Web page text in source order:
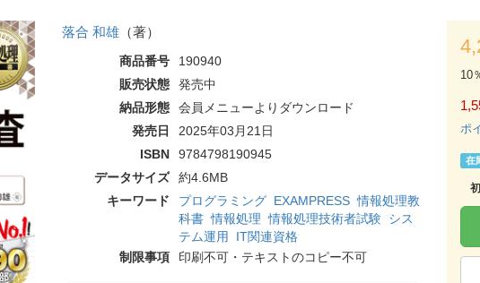
落合 和雄（著）
商品番号
190940
販売状態
発売中
納品形態
会員メニューよりダウンロード
発売日
2025年03月21日
ISBN
9784798190945
データサイズ
約4.6MB
キーワード
プログラミング EXAMPRESS 情報処理教
科書 情報処理 情報処理技術者試験 シス
テム運用
IT関連資格
制限事項
印刷不可・テキストのコピー不可
10
ポ
在